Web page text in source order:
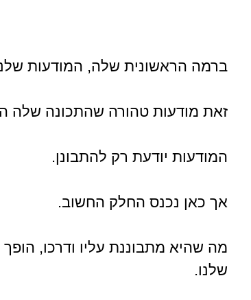
ברמה הראשונית שלה, המודעות שלנו
זאת מודעות טהורה שהתכונה שלה
המודעות יודעת רק להתבונן.
אך כאן נכנס החלק החשוב.
מה שהיא מתבוננת עליו ודרכו, הופך
שלנו.